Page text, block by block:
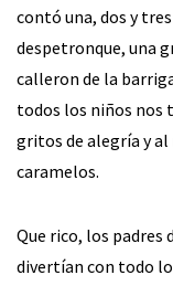
contó una, dos y
despetronque, una
calleron de la
todos los niños nos
gritos de alegría y
caramelos.
Que rico, los padres
divertían con todo